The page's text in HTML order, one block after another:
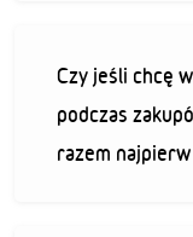
Czy jeśli chcę
podczas
razem